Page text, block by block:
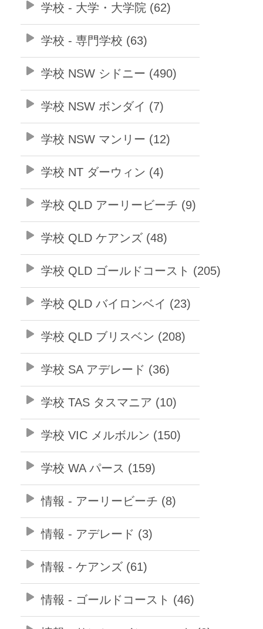
学校 - 大学・大学院 (62)
学校 - 専門学校 (63)
学校 NSW シドニー (490)
学校 NSW ボンダイ (7)
学校 NSW マンリー (12)
学校 NT ダーウィン (4)
学校 QLD アーリービーチ (9)
学校 QLD ケアンズ (48)
学校 QLD ゴールドコースト (205)
学校 QLD バイロンベイ (23)
学校 QLD ブリスベン (208)
学校 SA アデレード (36)
学校 TAS タスマニア (10)
学校 VIC メルボルン (150)
学校 WA パース (159)
情報 - アーリービーチ (8)
情報 - アデレード (3)
情報 - ケアンズ (61)
情報 - ゴールドコースト (46)